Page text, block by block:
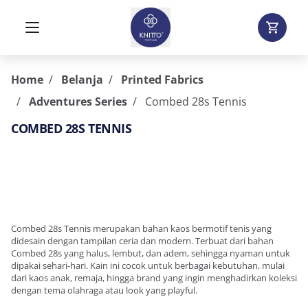
Home Belanja
Printed Fabrics
Adventures Series
Combed 28s Tennis
COMBED 28S TENNIS
Combed 28s Tennis merupakan bahan kaos bermotif tenis yang
didesain dengan tampilan ceria dan modern. Terbuat dari bahan
Combed 28s yang halus, lembut, dan adem, sehingga nyaman untuk
dipakai sehari-hari. Kain ini cocok untuk berbagai kebutuhan, mulai
dari kaos anak, remaja, hingga brand yang ingin menghadirkan koleksi
dengan tema olahraga atau look yang playful.